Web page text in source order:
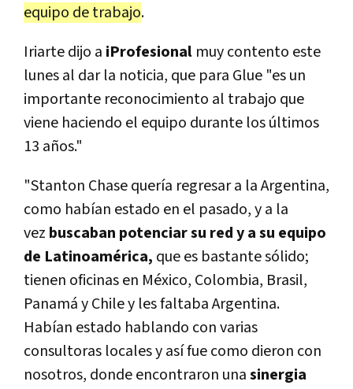
equipo de trabajo.
Iriarte dijo a iProfesional muy contento este
lunes al dar la noticia, que para Glue "es un
importante reconocimiento al trabajo que
viene haciendo el equipo durante los últimos
13 años."
"Stanton Chase quería regresar a la Argentina,
como habían estado en el pasado, y a la
vez buscaban potenciar su red y a su equipo
de Latinoamérica, que es bastante sólido;
tienen oficinas en México, Colombia, Brasil,
Panamá y Chile y les faltaba Argentina.
Habían estado hablando con varias
consultoras locales y así fue como dieron con
nosotros, donde encontraron unasinergia